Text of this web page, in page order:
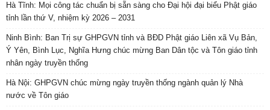
Hà Tĩnh: Mọi công tác chuẩn bị sẵn sàng cho Đại hội đại biểu Phật giáo
tỉnh lần thứ V, nhiệm kỳ 2026 – 2031
Ninh Bình: Ban Trị sự GHPGVN tỉnh và BĐD Phật giáo Liên xã Vụ Bản,
Ý Yên, Bình Lục, Nghĩa Hưng chúc mừng Ban Dân tộc và Tôn giáo tỉnh
nhân ngày truyền thống
Hà Nội: GHPGVN chúc mừng ngày truyền thống ngành quản lý Nhà
nước về Tôn giáo